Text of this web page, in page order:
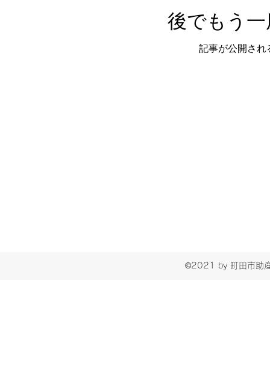
後でもう
記事が公開され
©2021 by 町田市助